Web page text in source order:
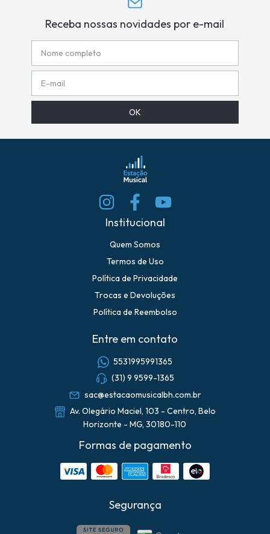
Receba nossas novidades por e-mail
Institucional
Quem Somos
Termos de Uso
Política de Privacidade
Trocas e Devoluções
Política de Reembolso
Entre em contato
5531995991365
(31) 9 9599-1365
sac@estacaomusicalbh.com.br
Av. Olegário Maciel, 103 - Centro, Belo
Horizonte - MG, 30180-110
Formas de pagamento
Segurança